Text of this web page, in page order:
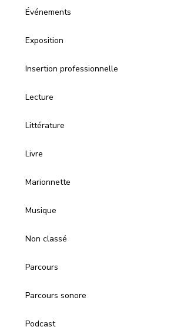
Événements
Exposition
Insertion professionnelle
Lecture
Littérature
Livre
Marionnette
Musique
Non classé
Parcours
Parcours sonore
Podcast